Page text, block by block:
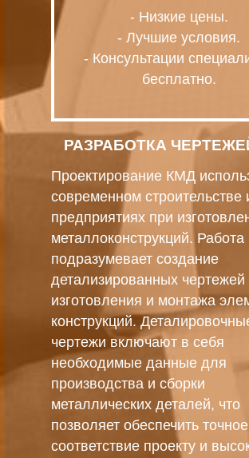
Проектирование КМД
современном строительстве
предприятиях при
металлоконструкций. Работа
подразумевает создание
детализированных чертежей
изготовления и монтажа
конструкций.
чертежи включают в себя
необходимые данные для
производства и сборки
металлических деталей, что
позволяет обеспечить точное
соответствие проекту и
- Низкие цены.
- Лучшие условия.
- Консультации
бесплатно.
РАЗРАБОТКА